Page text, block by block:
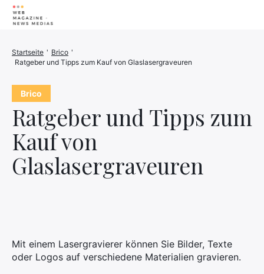
Brico
Ratgeber und Tipps zum
Kauf von
Glaslasergraveuren
Startseite ' Brico '
Ratgeber und Tipps zum Kauf von Glaslasergraveuren
Mit einem Lasergravierer können Sie Bilder, Texte
oder Logos auf verschiedene Materialien gravieren.
Tiere
Haus
3D-Drucker
Stromerzeuger
Finanzen
Familie
Auto/Motorrad